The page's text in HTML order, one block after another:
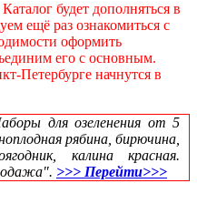
будет дополняться в
ещё раз ознакомиться с
оформить
его с основным.
начнутся в
для озеленения от 5
рябина, бирючина,
калина красная.
>>> Перейти>>>